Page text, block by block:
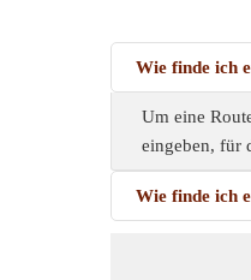
Wie finde ich
Um eine
eingeben, für
Wie finde ich